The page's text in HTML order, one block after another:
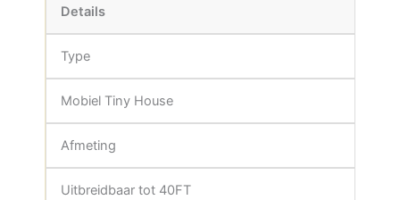
Details
Type
Mobiel Tiny House
Afmeting
Uitbreidbaar tot 40FT